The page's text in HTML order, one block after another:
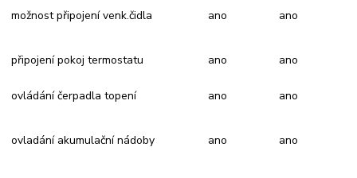
možnost připojení venk.čidla ano ano
připojení pokoj termostatu ano ano
ovládání čerpadla topení ano ano
ovladání akumulační nádoby ano ano